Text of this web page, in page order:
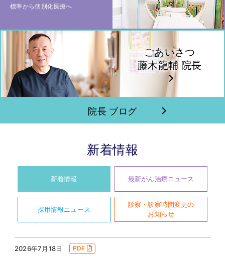
標準から個別化医療へ
ごあいさつ
藤木龍輔 院長
院長 ブログ
新着情報
新着情報 最新がん治療ニュース
採用情報ニュース
診察・診察時間変更の
お知らせ
2026年7月18日 PDF